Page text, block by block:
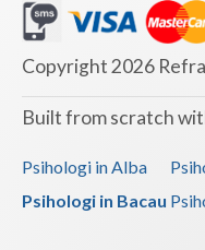
Copyright 2026
Built from scratch
Psihologi in Alba
Psihologi in Bacau